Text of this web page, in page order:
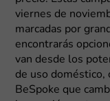
viernes de
marcadas por
encontrarás
van desde los
de uso doméstico,
BeSpoke que